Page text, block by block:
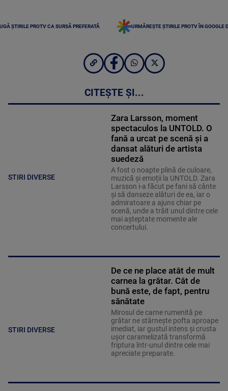
ȘTIRILE PROTV CA SURSĂ PREFERATĂ URMĂREȘTE ȘTIRILE PROTV ÎN GOOGLE
CITEȘTE ȘI...
STIRI DIVERSE
Zara Larsson, moment
spectaculos la UNTOLD. O
fană a urcat pe scenă și a
dansat alături de artista
suedeză
A fost o noapte plină de culoare,
muzică și emoții la UNTOLD. Zara
Larsson i-a făcut pe fani să cânte
și să danseze alături de ea, iar o
admiratoare a ajuns chiar pe
scenă, unde a trăit unul dintre cele
mai așteptate momente ale
concertului.
STIRI DIVERSE
De ce ne place atât de mult
carnea la grătar. Cât de
bună este, de fapt, pentru
sănătate
Mirosul de carne rumenită pe
grătar ne stârnește pofta aproape
imediat, iar gustul intens și crusta
ușor caramelizată transformă
friptura într-unul dintre cele mai
apreciate preparate.